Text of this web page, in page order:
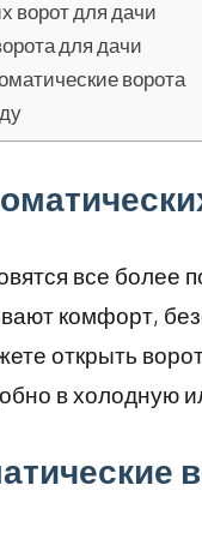
ворот для дачи
для дачи
ворота
все
комфорт,
открыть
в холодную